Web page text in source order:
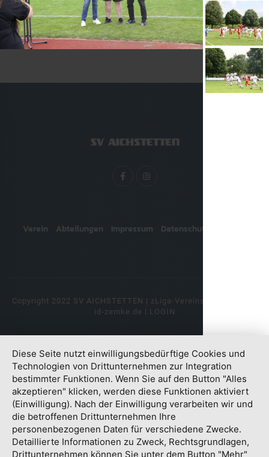
Verein Abteilungen Impressum Datenschutz
Copyright 2022 SV AICHSTETTEN | zLiga-Vereinshomepage
id-zemke.de | LOGIN
Diese Seite nutzt einwilligungsbedürftige Cookies und
Technologien von Drittunternehmen zur Integration
bestimmter Funktionen. Wenn Sie auf den Button "Alles
akzeptieren" klicken, werden diese Funktionen aktiviert
(Einwilligung). Nach der Einwilligung verarbeiten wir und
die betroffenen Drittunternehmen Ihre
personenbezogenen Daten für verschiedene Zwecke.
Detaillierte Informationen zu Zweck, Rechtsgrundlagen,
Drittunternehmen können Sie unter dem Button "Mehr"